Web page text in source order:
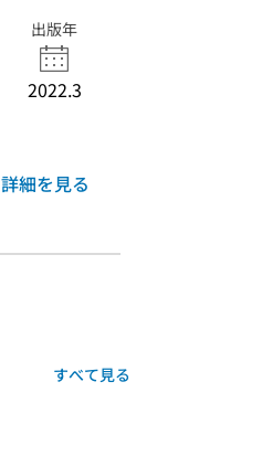
出版年
2022.3
詳細を見る
すべて見る